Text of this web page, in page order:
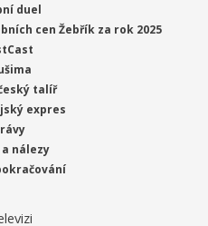
duel
cen Žebřík za rok 2025
talíř
expres
nálezy